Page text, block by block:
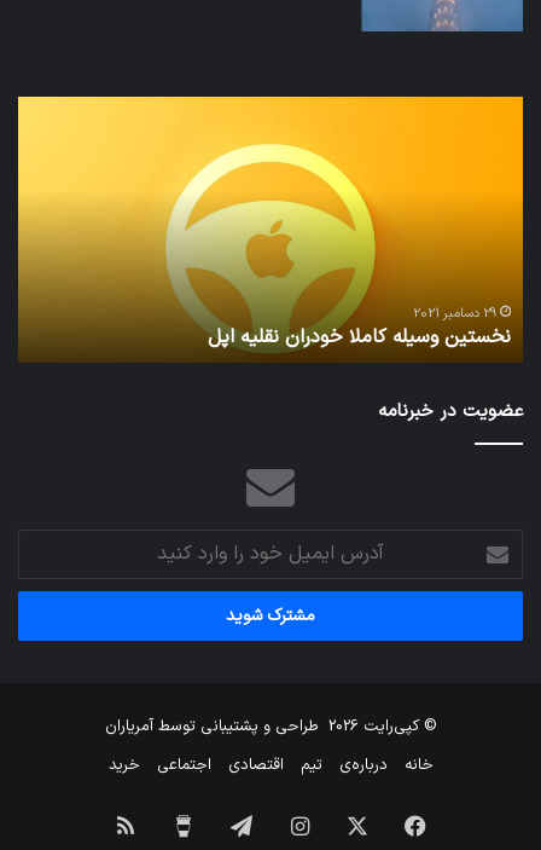
29 دسامبر 2021
نخستین وسیله کاملا خودران نقلیه اپل
عضویت در خبرنامه
آدرس
ایمیل
خود
وارد
© کپی‌رایت 2026 طراحی و پشتیبانی توسطآمریاران
خانه
درباره‌ی تیم اقتصادی اجتماعی خرید
فیس اینستاگرامتلگرام خوراک